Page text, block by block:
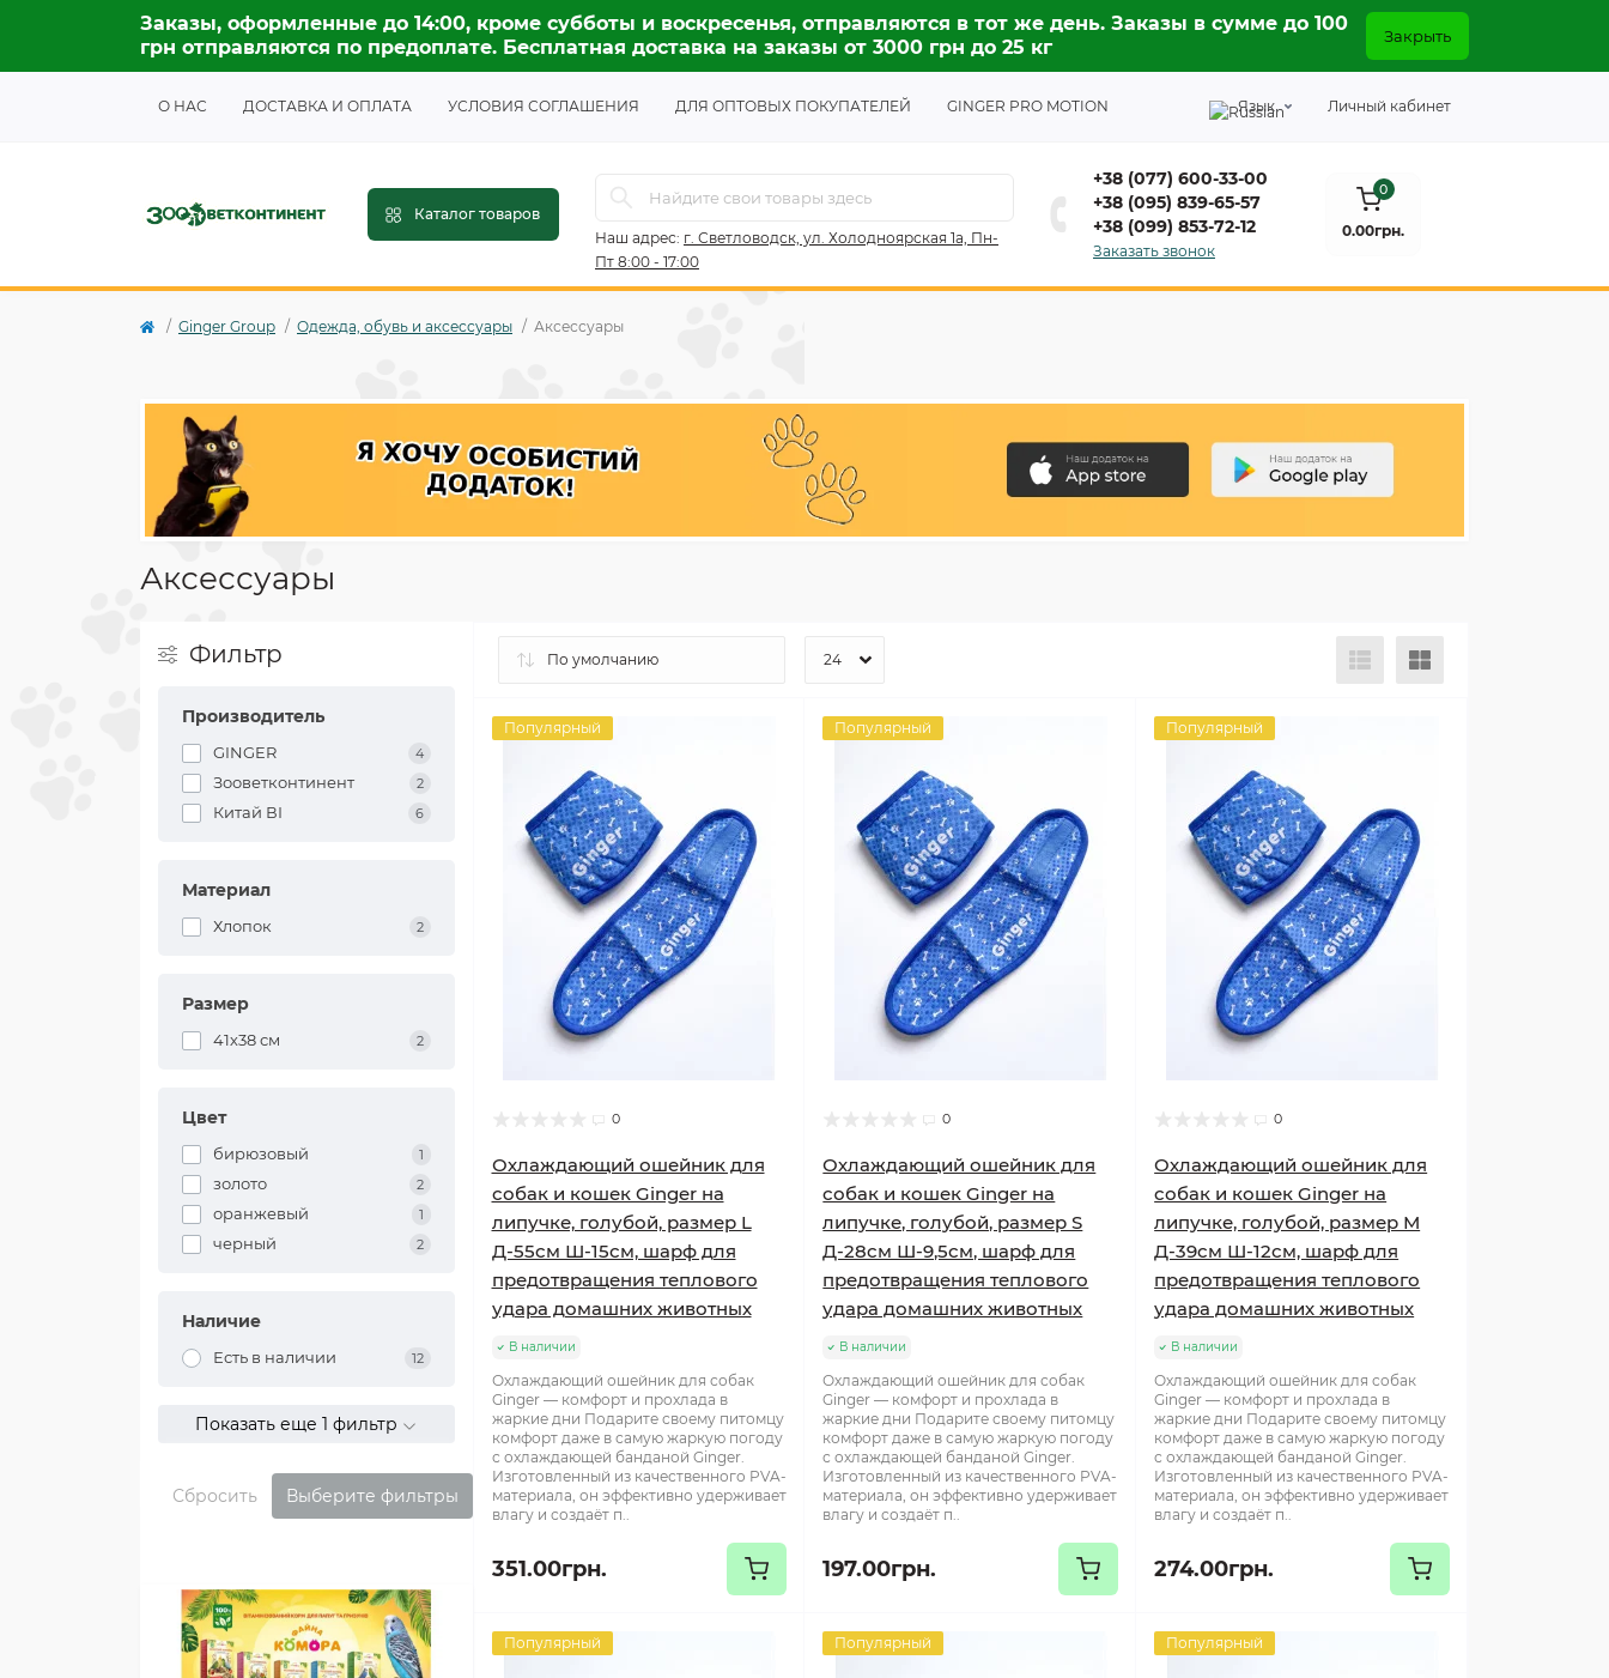
Заказы, оформленные до 14:00, кроме субботы и воскресенья, отправляются в тот же день. Заказы в сумме до 100
грн отправляются по предоплате. Бесплатная доставка на заказы от 3000 грн до 25 кг
Закрыть
О НАС ДОСТАВКА И ОПЛАТА УСЛОВИЯ СОГЛАШЕНИЯ ДЛЯ ОПТОВЫХ ПОКУПАТЕЛЕЙ GINGER PRO MOTION Язык Личный кабинет
Каталог товаров
Наш адрес: г. Светловодск, ул. Холодноярская 1а, Пн-
Пт 8:00 - 17:00
+38 (077) 600-33-00
+38 (095) 839-65-57
+38 (099) 853-72-12
Заказать звонок
0
0.00грн.
Ginger Group Одежда, обувь и аксессуары Аксессуары
Аксессуары
Фильтр
Производитель
GINGER 4
Зооветконтинент 2
Китай ВІ 6
Материал
Хлопок 2
Размер
41х38 см 2
Цвет
бирюзовый 1
золото 2
оранжевый 1
черный 2
Наличие
Есть в наличии 12
Показать еще 1 фильтр
Сбросить Выберите фильтры
Популярный
0
Охлаждающий ошейник для
собак и кошек Ginger на
липучке, голубой, размер L
Д-55см Ш-15см, шарф для
предотвращения теплового
удара домашних животных
В наличии
Охлаждающий ошейник для собак
Ginger — комфорт и прохлада в
жаркие дни Подарите своему питомцу
комфорт даже в самую жаркую погоду
с охлаждающей банданой Ginger.
Изготовленный из качественного PVA-
материала, он эффективно удерживает
влагу и создаёт п..
351.00грн.
Популярный
0
Охлаждающий ошейник для
собак и кошек Ginger на
липучке, голубой, размер S
Д-28см Ш-9,5см, шарф для
предотвращения теплового
удара домашних животных
В наличии
Охлаждающий ошейник для собак
Ginger — комфорт и прохлада в
жаркие дни Подарите своему питомцу
комфорт даже в самую жаркую погоду
с охлаждающей банданой Ginger.
Изготовленный из качественного PVA-
материала, он эффективно удерживает
влагу и создаёт п..
197.00грн.
Популярный
0
Охлаждающий ошейник для
собак и кошек Ginger на
липучке, голубой, размер М
Д-39см Ш-12см, шарф для
предотвращения теплового
удара домашних животных
В наличии
Охлаждающий ошейник для собак
Ginger — комфорт и прохлада в
жаркие дни Подарите своему питомцу
комфорт даже в самую жаркую погоду
с охлаждающей банданой Ginger.
Изготовленный из качественного PVA-
материала, он эффективно удерживает
влагу и создаёт п..
274.00грн.
Популярный Популярный Популярный